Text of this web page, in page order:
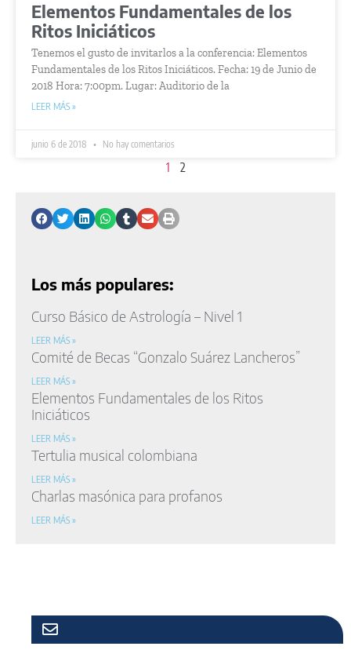
Elementos Fundamentales de los
Ritos Iniciáticos
Tenemos el gusto de invitarlos a la conferencia: Elementos
Fundamentales de los Ritos Iniciáticos. Fecha: 19 de Junio de
2018 Hora: 7:00pm. Lugar: Auditorio de la
LEER MÁS »
junio 6 de 2018 No hay comentarios
1 2
Los más populares:
Curso Básico de Astrología – Nivel 1
LEER MÁS »
Comité de Becas “Gonzalo Suárez Lancheros”
LEER MÁS »
Elementos Fundamentales de los Ritos
Iniciáticos
LEER MÁS »
Tertulia musical colombiana
LEER MÁS »
Charlas masónica para profanos
LEER MÁS »